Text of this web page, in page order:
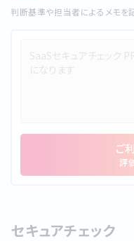
判断基準や担当者によるメモを
ご
評
セキュアチェック